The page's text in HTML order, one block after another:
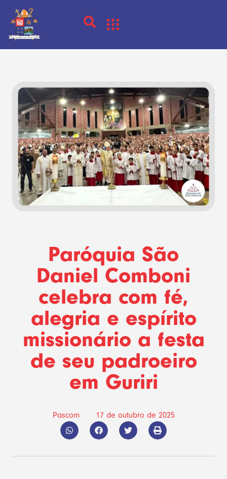
Paróquia São
Daniel Comboni
celebra com fé,
alegria e espírito
missionário a festa
de seu padroeiro
em Guriri
Pascom 17 de outubro de 2025